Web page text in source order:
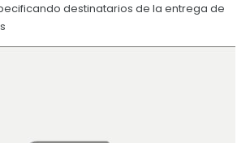
y balances
de contratación
destinatarios de la entrega de